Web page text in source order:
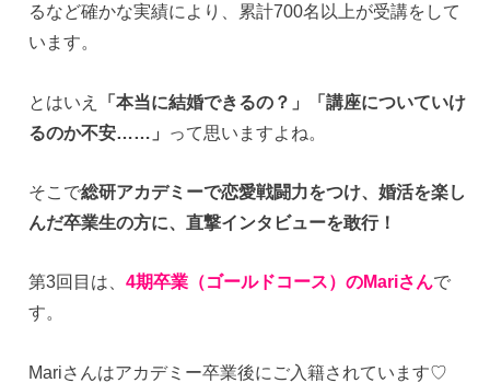
るなど確かな実績により、累計700名以上が受講をして
います。
とはいえ
「本当に結婚できるの？」「講座についていけ
るのか不安……」 って思いますよね。
そこで総研アカデミーで恋愛戦闘力をつけ、婚活を楽し
んだ卒業生の方に、直撃インタビューを敢行！
第3回目は、4期卒業（ゴールドコース）のMariさんで
す。
Mariさんはアカデミー卒業後にご入籍されています♡